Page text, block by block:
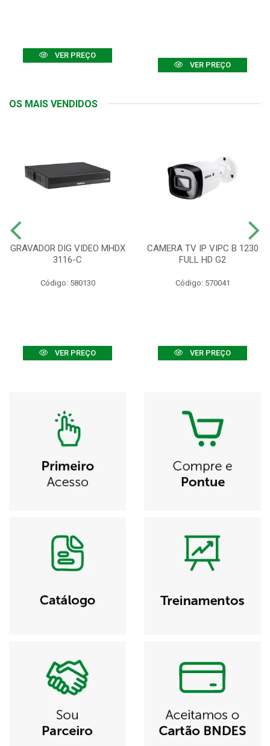
VER PREÇO
VER PREÇO
OS MAIS VENDIDOS
GRAVADOR DIG VIDEO MHDX
3116-C
Código: 580130
VER PREÇO
CAMERA TV IP VIPC B 1230
FULL HD G2
Código: 570041
VER PREÇO